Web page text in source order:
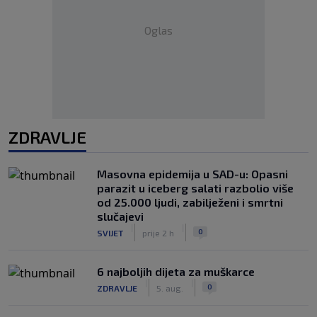
Oglas
ZDRAVLJE
Masovna epidemija u SAD-u: Opasni
parazit u iceberg salati razbolio više
od 25.000 ljudi, zabilježeni i smrtni
slučajevi
SVIJET prije 2 h 0
6 najboljih dijeta za muškarce
ZDRAVLJE 5. aug. 0